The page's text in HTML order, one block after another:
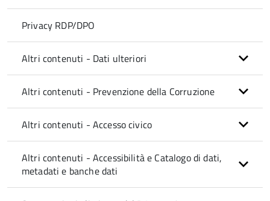
Privacy RDP/DPO
Altri contenuti - Dati ulteriori
Altri contenuti - Prevenzione della Corruzione
Altri contenuti - Accesso civico
Altri contenuti - Accessibilità e Catalogo di dati,
metadati e banche dati